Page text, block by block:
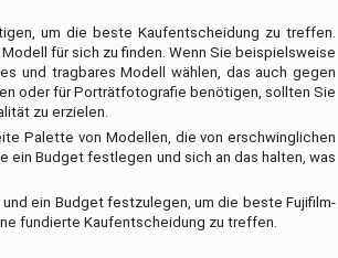
um die beste Kaufentscheidung zu treffen.
für sich zu finden. Wenn Sie beispielsweise
und tragbares Modell wählen, das auch gegen
oder für Porträtfotografie benötigen, sollten Sie
zu erzielen.
Palette von Modellen, die von erschwinglichen
ein Budget festlegen und sich an das halten, was
ein Budget festzulegen, um die beste Fujifilm-
fundierte Kaufentscheidung zu treffen.